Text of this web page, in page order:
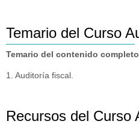
Temario del Curso
Temario del contenido
1. Auditoría fiscal.
Recursos del Curso